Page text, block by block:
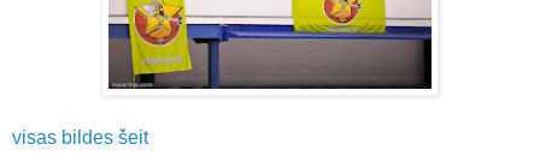
visas bildes šeit